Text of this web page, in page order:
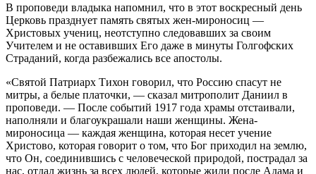
В проповеди владыка напомнил, что в этот воскресный день
Церковь празднует память святых жен-мироносиц —
Христовых учениц, неотступно следовавших за своим
Учителем и не оставивших Его даже в минуты Голгофских
Страданий, когда разбежались все апостолы.
«Святой Патриарх Тихон говорил, что Россию спасут не
митры, а белые платочки, — сказал митрополит Даниил в
проповеди. — После событий 1917 года храмы отстаивали,
наполняли и благоукрашали наши женщины. Жена-
мироносица — каждая женщина, которая несет учение
Христово, которая говорит о том, что Бог приходил на землю,
что Он, соединившись с человеческой природой, пострадал за
нас, отдал жизнь за всех людей, которые жили после Адама и